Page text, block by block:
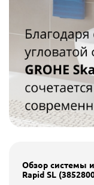
Обзор системы
Rapid SL